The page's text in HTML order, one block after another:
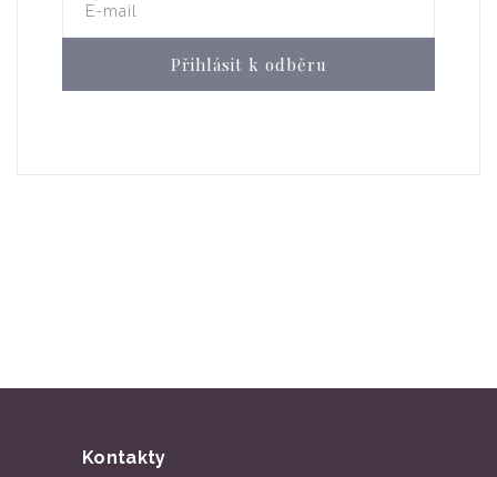
E-mail
Přihlásit k odběru
Kontakty